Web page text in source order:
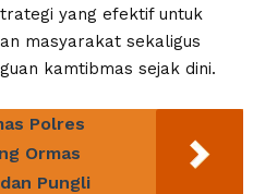
yang efektif untuk
masyarakat sekaligus
kamtibmas sejak dini.
Polres
Ormas
Pungli